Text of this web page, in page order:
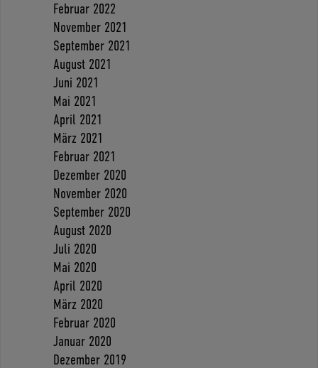
Februar 2022
November 2021
September 2021
August 2021
Juni 2021
Mai 2021
April 2021
März 2021
Februar 2021
Dezember 2020
November 2020
September 2020
August 2020
Juli 2020
Mai 2020
April 2020
März 2020
Februar 2020
Januar 2020
Dezember 2019